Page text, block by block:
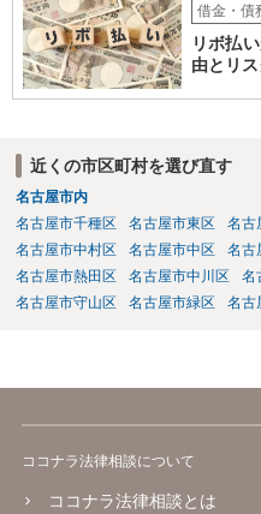
借金・債
リボ払
由とリ
近くの市区町村を選び直す
名古屋市内
名古屋市千種区
名古屋市東区 名古
名古屋市中村区
名古屋市中区 名古
名古屋市熱田区
名古屋市中川区 名
名古屋市守山区
名古屋市緑区 名古
ココナラ法律相談について
ココナラ法律相談とは